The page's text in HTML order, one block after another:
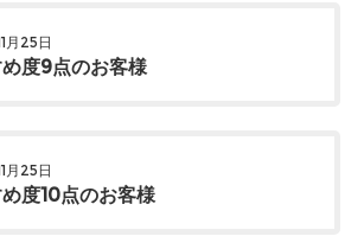
月25日
度9点のお客様
月25日
度10点のお客様